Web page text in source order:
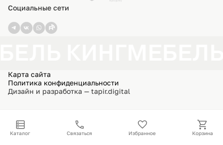
Социальные сети
Карта сайта
Политика конфиденциальности
Дизайн и разработка — tapir.digital
Каталог Связаться Избранное Корзина